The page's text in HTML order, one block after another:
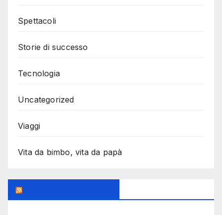
Spettacoli
Storie di successo
Tecnologia
Uncategorized
Viaggi
Vita da bimbo, vita da papà